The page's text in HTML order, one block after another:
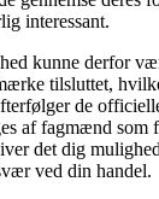
interessant.
kunne derfor
tilsluttet,
de
af fagmænd som
det dig
ved din handel.